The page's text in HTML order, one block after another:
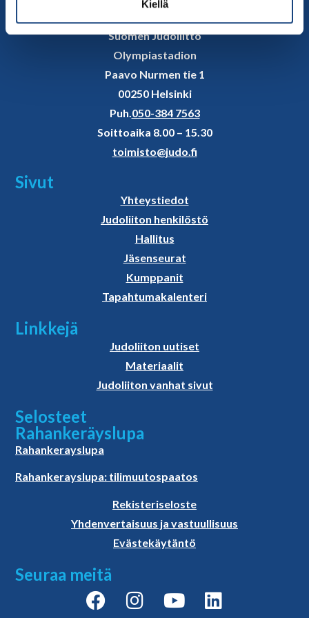
Kiellä
Yhteystiedot
Suomen Judoliitto
Olympiastadion
Paavo Nurmen tie 1
00250 Helsinki
Puh.050-384 7563
Soittoaika 8.00 – 15.30
toimisto@judo.fi
Sivut
Yhteystiedot
Judoliiton henkilöstö
Hallitus
Jäsenseurat
Kumppanit
Tapahtumakalenteri
Linkkejä
Judoliiton uutiset
Materiaalit
Judoliiton vanhat sivut
Selosteet
Rahankeräyslupa
Rahankerayslupa
Rahankerayslupa: tilimuutospaatos
Rekisteriseloste
Yhdenvertaisuus ja vastuullisuus
Evästekäytäntö
Seuraa meitä